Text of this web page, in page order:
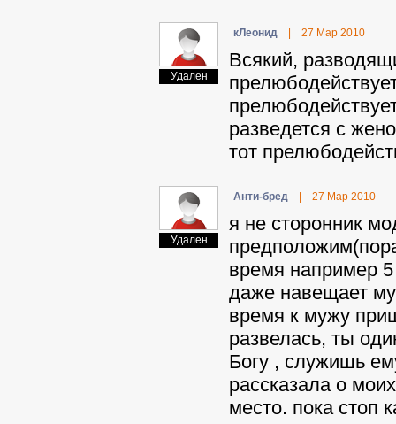
Удален
кЛeoнид 27 Мар 2010
Всякий,
разведется с
тот
Удален
Aнти-бpeд 27 Мар 2010
я не сторонник
время например 5
даже навещает
время к мужу
развелась, ты
Богу , служишь
рассказала о
место. пока стоп